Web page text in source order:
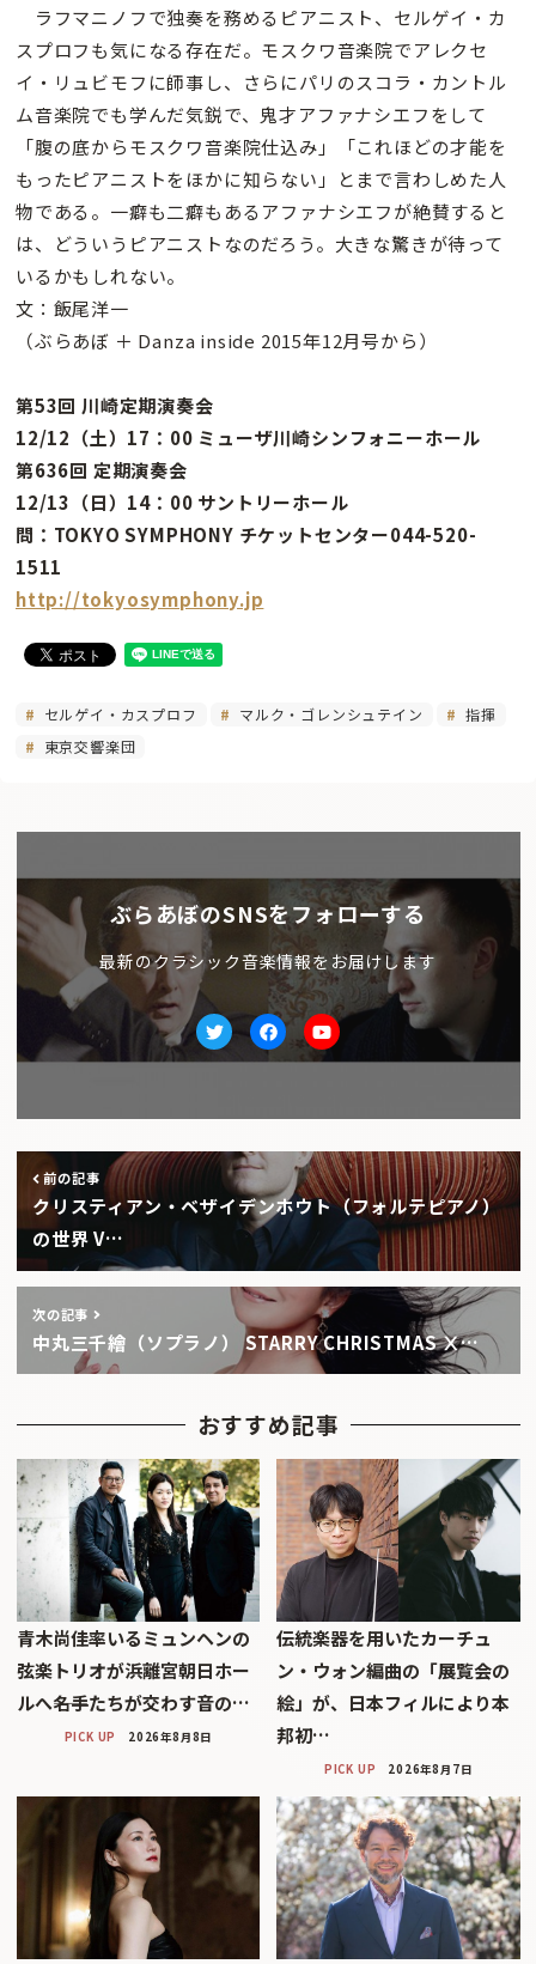
ラフマニノフで独奏を務めるピアニスト、セルゲイ・カ
スプロフも気になる存在だ。モスクワ音楽院でアレクセ
イ・リュビモフに師事し、さらにパリのスコラ・カントル
ム音楽院でも学んだ気鋭で、鬼才アファナシエフをして
「腹の底からモスクワ音楽院仕込み」「これほどの才能を
もったピアニストをほかに知らない」とまで言わしめた人
物である。一癖も二癖もあるアファナシエフが絶賛すると
は、どういうピアニストなのだろう。大きな驚きが待って
いるかもしれない。
文：飯尾洋一
（ぶらあぼ ＋ Danza inside 2015年12月号から）
第53回 川崎定期演奏会
12/12（土）17：00 ミューザ川崎シンフォニーホール
第636回 定期演奏会
12/13（日）14：00 サントリーホール
問：TOKYO SYMPHONY チケットセンター044-520-
1511
http://tokyosymphony.jp
セルゲイ・カスプロフ マルク・ゴレンシュテイン
指揮
東京交響楽団
ぶらあぼのSNSをフォローする
最新のクラシック音楽情報をお届けします
TwitterfacebookYoutube
前の記事
クリスティアン・ベザイデンホウト（フォルテピアノ）
の世界 V…
次の記事
中丸三千繪（ソプラノ） STARRY CHRISTMAS Ⅹ…
おすすめ記事
青木尚佳率いるミュンヘンの
弦楽トリオが浜離宮朝日ホー
ルへ――名手たちが交わす音の…
PICK UP 2026年8月8日
伝統楽器を用いたカーチュ
ン・ウォン編曲の「展覧会の
絵」が、日本フィルにより本
邦初…
PICK UP 2026年8月7日